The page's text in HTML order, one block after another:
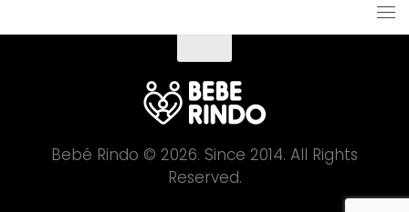
Bebé Rindo © 2026. Since 2014. All Rights
Reserved.